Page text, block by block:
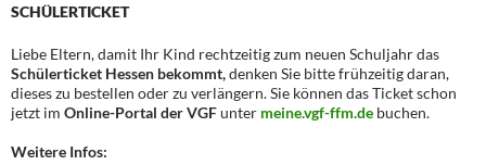
SCHÜLERTICKET
Liebe Eltern, damit Ihr Kind rechtzeitig zum neuen Schuljahr das
Schülerticket Hessen bekommt,denken Sie bitte frühzeitig daran,
dieses zu bestellen oder zu verlängern. Sie können das Ticket schon
jetzt im Online-Portal der VGFunter meine.vgf-ffm.de buchen.
Weitere Infos: